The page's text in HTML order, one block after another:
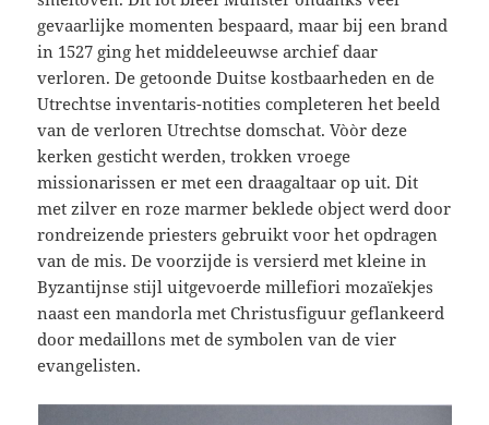
gevaarlijke momenten bespaard, maar bij een brand
in 1527 ging het middeleeuwse archief daar
verloren. De getoonde Duitse kostbaarheden en de
Utrechtse inventaris-notities completeren het beeld
van de verloren Utrechtse domschat. Vòòr deze
kerken gesticht werden, trokken vroege
missionarissen er met een draagaltaar op uit. Dit
met zilver en roze marmer beklede object werd door
rondreizende priesters gebruikt voor het opdragen
van de mis. De voorzijde is versierd met kleine in
Byzantijnse stijl uitgevoerde millefiori mozaïekjes
naast een mandorla met Christusfiguur geflankeerd
door medaillons met de symbolen van de vier
evangelisten.